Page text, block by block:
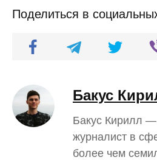
Поделиться в
Бакус
Бакус Кирилл
журналист в
более чем